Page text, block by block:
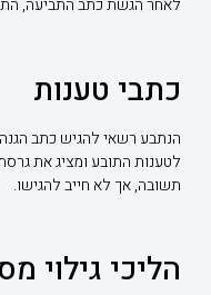
לאחר הגשת כתב התביעה,
כתבי טענות
לטענות התובע ומציג את
תשובה, אך לא חייב להגישו.
הליכי גילוי